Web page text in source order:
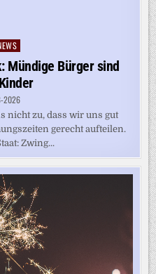
Mündige Bürger sind
2026
nicht zu, dass wir uns gut
gerecht aufteilen.
Zwing...